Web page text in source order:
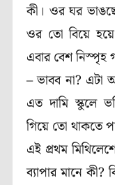
কী। ওর ঘর
ওর তো বিয়ে
এবার বেশ নিস্পৃহ
– ভাবব না? এটা
এত দামি স্কুলে
গিয়ে তো থাকতে
এই প্রথম
ব্যাপার মানে কী?